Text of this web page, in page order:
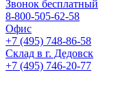
Звонок бесплатный
8-800-505-62-58
Офис
+7 (495) 748-86-58
Склад в г. Дедовск
+7 (495) 746-20-77